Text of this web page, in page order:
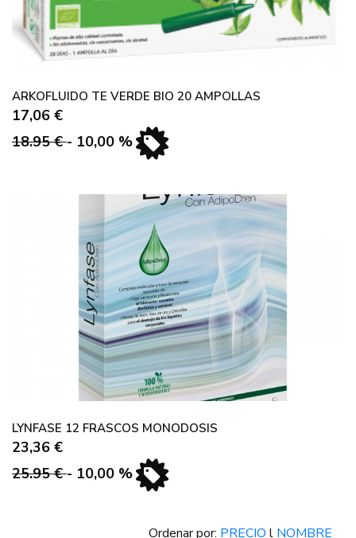
ARKOFLUIDO TE VERDE BIO 20 AMPOLLAS
17,06 €
18.95 €- 10,00 %
LYNFASE 12 FRASCOS MONODOSIS
23,36 €
25.95 €- 10,00 %
Ordenar por: PRECIO l NOMBRE